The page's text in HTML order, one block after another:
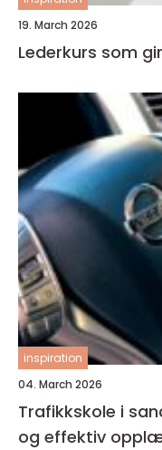
19. March 2026
Lederkurs som
inspiration
04. March 2026
Trafikkskole i
og effektiv